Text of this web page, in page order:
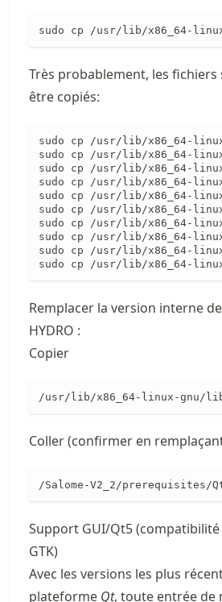
sudo cp /usr/lib/x86_64-linux-
Très probablement, les
être copiés:
sudo cp /usr/lib/x86_64-
sudo cp /usr/lib/x86_64-
sudo cp /usr/lib/x86_64-
sudo cp /usr/lib/x86_64-
sudo cp /usr/lib/x86_64-
sudo cp /usr/lib/x86_64-
sudo cp /usr/lib/x86_64-
sudo cp /usr/lib/x86_64-
sudo cp /usr/lib/x86_64-
sudo cp /usr/lib/x86_64-
Remplacer la version interne de
HYDRO :
Copier
/usr/lib/x86_64-linux-gnu/
Coller (confirmer en
/Salome-V2_2/prerequisites/
Support GUI/Qt5 (compatibilité
GTK)
Avec les versions les plus
plateforme Qt, toute entrée de